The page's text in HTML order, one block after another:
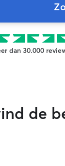
dan 30.000
de